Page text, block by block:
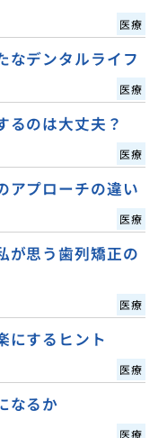
医療
なデンタルライフ
医療
るのは大丈夫？
医療
アプローチの違い
医療
が思う歯列矯正の
医療
にするヒント
医療
なるか
医療